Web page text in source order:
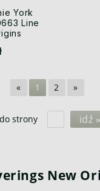
York
Line
« 1 2 »
strony idź »
New